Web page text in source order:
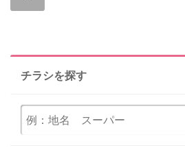
チラシを探す